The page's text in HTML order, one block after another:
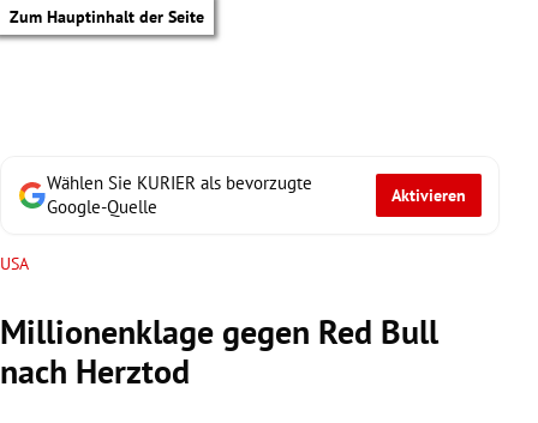
Zum Hauptinhalt der Seite
Wählen Sie KURIER als bevorzugte
Google-Quelle
Aktivieren
USA
Millionenklage gegen Red Bull
nach Herztod